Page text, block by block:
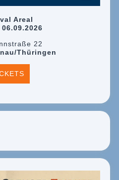
Areal
22
Thüringen